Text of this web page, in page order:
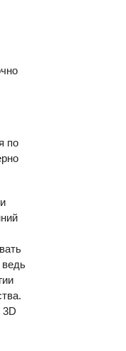
по
3D